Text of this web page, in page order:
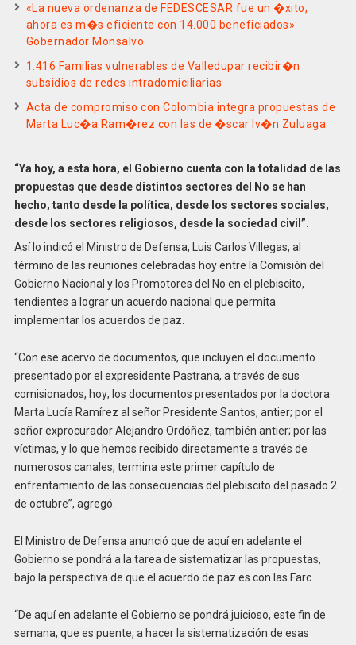
«La nueva ordenanza de FEDESCESAR fue un �xito,
ahora es m�s eficiente con 14.000 beneficiados»:
Gobernador Monsalvo
1.416 Familias vulnerables de Valledupar recibir�n
subsidios de redes intradomiciliarias
Acta de compromiso con Colombia integra propuestas de
Marta Luc�a Ram�rez con las de �scar Iv�n Zuluaga
“Ya hoy, a esta hora, el Gobierno cuenta con la totalidad de las
propuestas que desde distintos sectores del No se han
hecho, tanto desde la política, desde los sectores sociales,
desde los sectores religiosos, desde la sociedad civil”.
Así lo indicó el Ministro de Defensa, Luis Carlos Villegas, al
término de las reuniones celebradas hoy entre la Comisión del
Gobierno Nacional y los Promotores del No en el plebiscito,
tendientes a lograr un acuerdo nacional que permita
implementar los acuerdos de paz.
“Con ese acervo de documentos, que incluyen el documento
presentado por el expresidente Pastrana, a través de sus
comisionados, hoy; los documentos presentados por la doctora
Marta Lucía Ramírez al señor Presidente Santos, antier; por el
señor exprocurador Alejandro Ordóñez, también antier; por las
víctimas, y lo que hemos recibido directamente a través de
numerosos canales, termina este primer capítulo de
enfrentamiento de las consecuencias del plebiscito del pasado 2
de octubre”, agregó.
El Ministro de Defensa anunció que de aquí en adelante el
Gobierno se pondrá a la tarea de sistematizar las propuestas,
bajo la perspectiva de que el acuerdo de paz es con las Farc.
“De aquí en adelante el Gobierno se pondrá juicioso, este fin de
semana, que es puente, a hacer la sistematización de esas